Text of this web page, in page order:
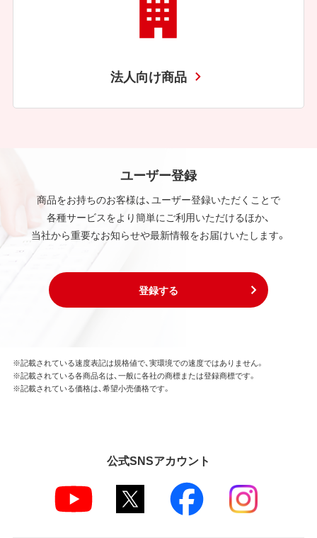
法人向け商品
ユーザー登録
商品をお持ちのお客様は、ユーザー登録いただくことで
各種サービスをより簡単にご利用いただけるほか、
当社から重要なお知らせや最新情報をお届けいたします。
登録する
※記載されている速度表記は規格値で、実環境での速度ではありません。
※記載されている各商品名は、一般に各社の商標または登録商標です。
※記載されている価格は、希望小売価格です。
公式SNSアカウント